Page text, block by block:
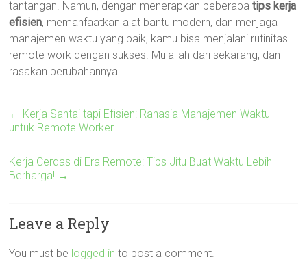
tantangan. Namun, dengan menerapkan beberapatips kerja
efisien, memanfaatkan alat bantu modern, dan menjaga
manajemen waktu yang baik, kamu bisa menjalani rutinitas
remote work dengan sukses. Mulailah dari sekarang, dan
rasakan perubahannya!
← Kerja Santai tapi Efisien: Rahasia Manajemen Waktu
untuk Remote Worker
Kerja Cerdas di Era Remote: Tips Jitu Buat Waktu Lebih
Berharga! →
Leave a Reply
You must be logged in to post a comment.